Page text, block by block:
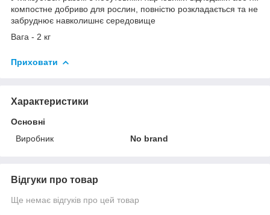
компостне добриво для рослин, повністю розкладається та не
забруднює навколишнє середовище
Вага - 2 кг
Приховати
Характеристики
Основні
Виробник
No brand
Відгуки про товар
Ще немає відгуків про цей товар